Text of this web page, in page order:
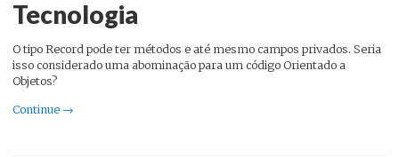
Tecnologia
O tipo Record pode ter métodos e até mesmo campos privados. Seria
isso considerado uma abominação para um código Orientado a
Objetos?
Continue →